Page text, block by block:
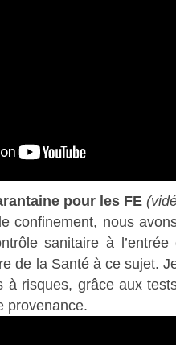
pour les FE
confinement, nous
sanitaire à
de la Santé à ce sujet.
à risques, grâce aux
provenance.